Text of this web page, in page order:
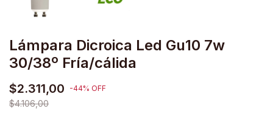
Lámpara Dicroica Led Gu10 7w
30/38º Fría/cálida
$2.311,00 -44% OFF
$4.106,00